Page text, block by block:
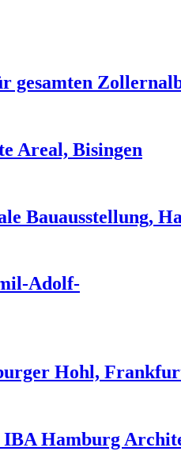
gesamten
Areal, Bisingen
Bauausstellung,
Adolf-
Hohl,
Hamburg